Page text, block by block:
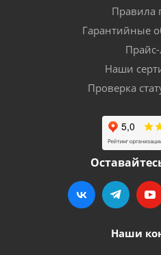
Правила
Гарантийные
Наши
Проверка
Наши